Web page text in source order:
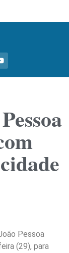
Pessoa
(29), para